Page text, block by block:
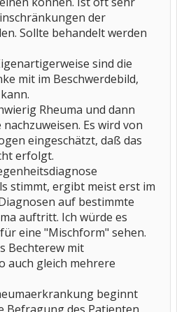
der
Sollte behandelt werden
sind die
mit im Beschwerdebild,
Rheuma und dann
Es wird von
eingeschätzt, daß das
erfolgt.
stimmt, ergibt meist erst im
auf bestimmte
auftritt. Ich würde es
eine "Mischform" sehen.
Bechterew mit
auch gleich mehrere
beginnt